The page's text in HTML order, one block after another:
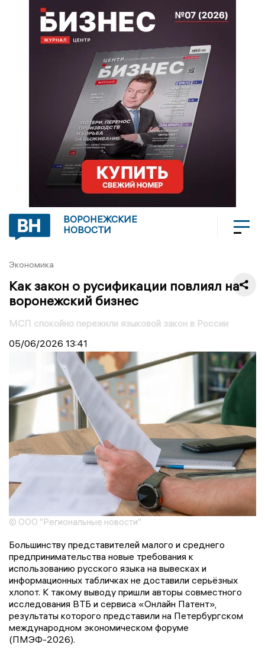
ВОРОНЕЖСКИЕ
НОВОСТИ
Экономика
Как закон о русификации повлиял на
воронежский бизнес
МСП спокойно пережили языковой закон в России
05/06/2026 13:41
© ООО "Региональные новости"
Большинству представителей малого и среднего
предпринимательства новые требования к
использованию русского языка на вывесках и
информационных табличках не доставили серьёзных
хлопот. К такому выводу пришли авторы совместного
исследования ВТБ и сервиса «Онлайн Патент»,
результаты которого представили на Петербургском
международном экономическом форуме
(ПМЭФ-2026).